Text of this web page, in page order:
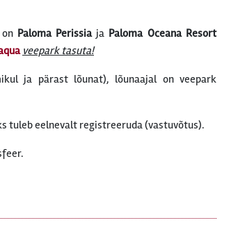
Paloma Perissiaja Paloma Oceana Resort
veepark tasuta!
ja pärast lõunat), lõunaajal on veepark
tuleb eelnevalt registreeruda (vastuvõtus).